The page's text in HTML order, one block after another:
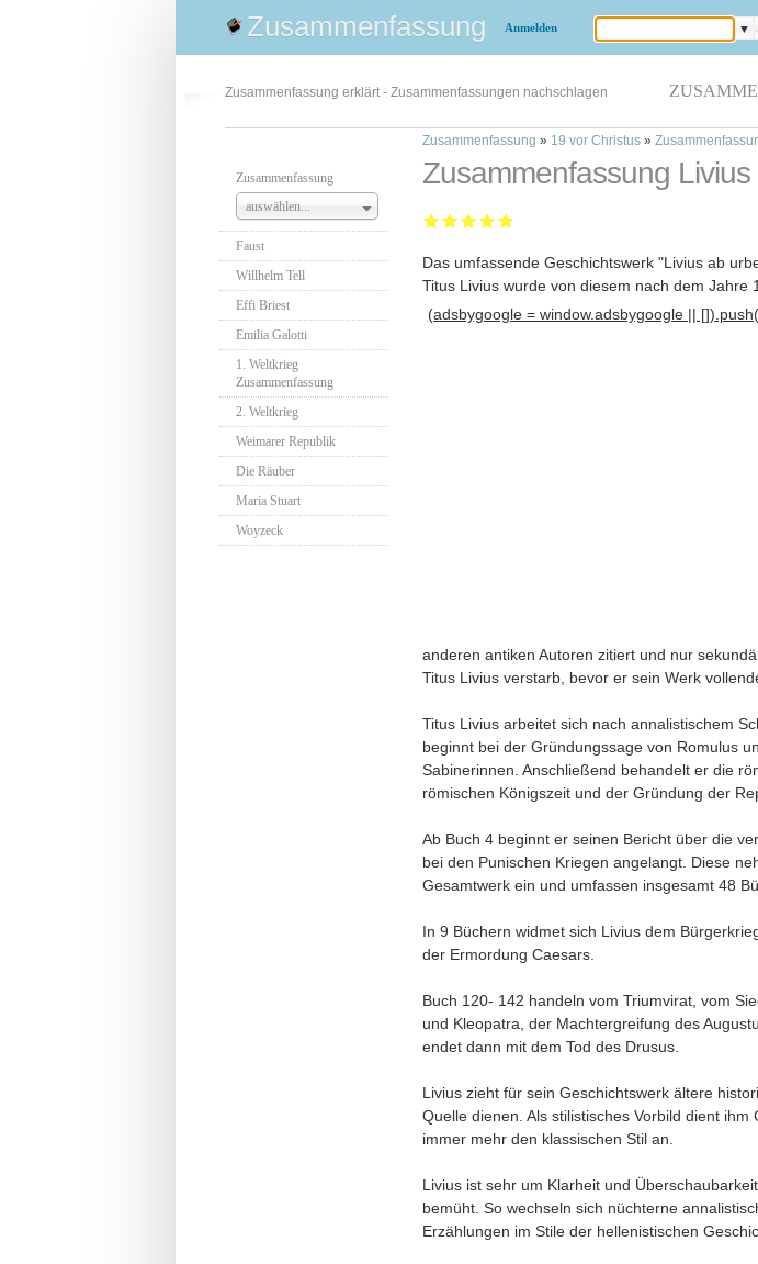
Zusammenfassung Anmelden ▼
Zusammenfassung erklärt - Zusammenfassungen nachschlagen
Zusammenfassung
auswählen...
Faust
Willhelm Tell
Effi Briest
Emilia Galotti
1. Weltkrieg
Zusammenfassung
2. Weltkrieg
Weimarer Republik
Die Räuber
Maria Stuart
Woyzeck
Zusammenfassung » 19 vor Christus»
Zusammenfassung
Das umfassende Geschichtswerk "Livius ab
Titus Livius wurde von diesem nach dem Jahre
(adsbygoogle = window.adsbygoogle ||
anderen antiken Autoren zitiert und nur
Titus Livius verstarb, bevor er sein Werk
Titus Livius arbeitet sich nach annalistischem
beginnt bei der Gründungssage von Romulus
Sabinerinnen. Anschließend behandelt er die
römischen Königszeit und der Gründung der
Ab Buch 4 beginnt er seinen Bericht über die
bei den Punischen Kriegen angelangt. Diese
Gesamtwerk ein und umfassen insgesamt 48
In 9 Büchern widmet sich Livius dem
der Ermordung Caesars.
Buch 120- 142 handeln vom Triumvirat, vom
und Kleopatra, der Machtergreifung des
endet dann mit dem Tod des Drusus.
Livius zieht für sein Geschichtswerk ältere
Quelle dienen. Als stilistisches Vorbild dient
immer mehr den klassischen Stil an.
Livius ist sehr um Klarheit und
bemüht. So wechseln sich nüchterne
Erzählungen im Stile der hellenistischen